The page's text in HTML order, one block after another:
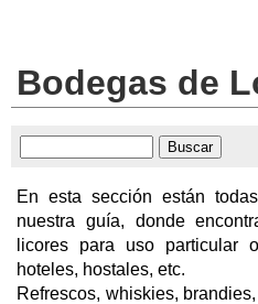
Bodegas de
En esta sección están
nuestra guía, donde
licores para uso particular
hoteles, hostales, etc.
Refrescos, whiskies,